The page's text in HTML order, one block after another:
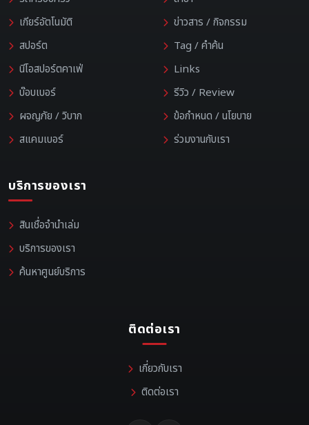
เกียร์อัตโนมัติ
สปอร์ต
นีโอสปอร์ตคาเฟ่
บ๊อบเบอร์
ผจญภัย / วิบาก
สแคมเบอร์
ข่าวสาร / กิจกรรม
Tag / คำค้น
Links
รีวิว / Review
ข้อกำหนด / นโยบาย
ร่วมงานกับเรา
บริการของเรา
สินเชื่อจำนำเล่ม
บริการของเรา
ค้นหาศูนย์บริการ
ติดต่อเรา
เกี่ยวกับเรา
ติดต่อเรา